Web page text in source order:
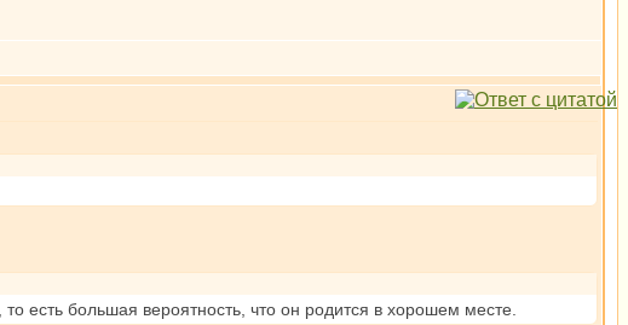
есть большая вероятность, что он родится в хорошем месте.